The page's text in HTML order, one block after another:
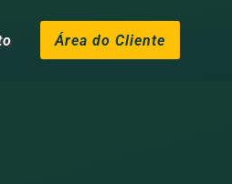
Área do Cliente